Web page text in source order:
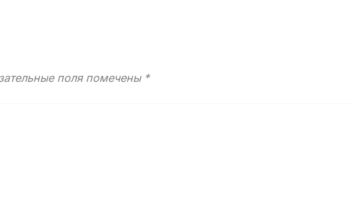
поля помечены *